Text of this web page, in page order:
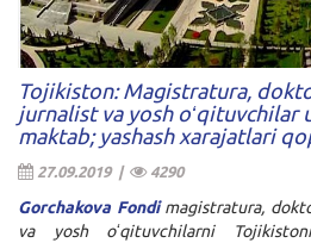
Tojikiston: Magistratura,
jurnalist va yosh oʻqituvchilar
maktab; yashash xarajatlari
27.09.2019 | 4290
Gorchakova Fondimagistratura,
va yosh oʻqituvchilarni